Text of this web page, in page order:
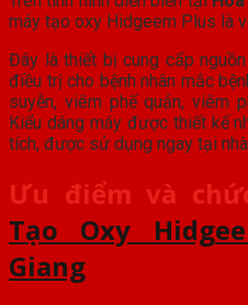
máy tạo oxy Hidgeem Plus là
Đây là thiết bị cung cấp
điều trị cho bệnh nhân mắc
suyễn, viêm phế quản, viêm
Kiểu dáng máy được thiết kế
tích, được sử dụng ngay tại
Ưu điểm và
Tạo Oxy
Giang